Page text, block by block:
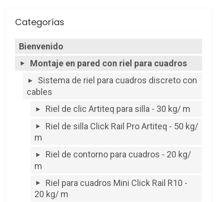
Categorías
Bienvenido
Montaje en pared con riel para cuadros
Sistema de riel para cuadros discreto con
cables
Riel de clic Artiteq para silla - 30 kg/ m
Riel de silla Click Rail Pro Artiteq - 50 kg/
m
Riel de contorno para cuadros - 20 kg/
m
Riel para cuadros Mini Click Rail R10 -
20 kg/ m